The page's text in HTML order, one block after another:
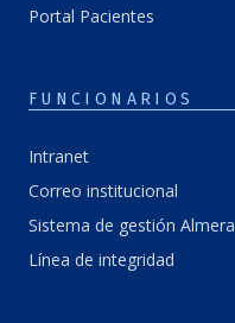
Portal Pacientes
FUNCIONARIOS
Intranet
Correo institucional
Sistema de gestión Almera
Línea de integridad